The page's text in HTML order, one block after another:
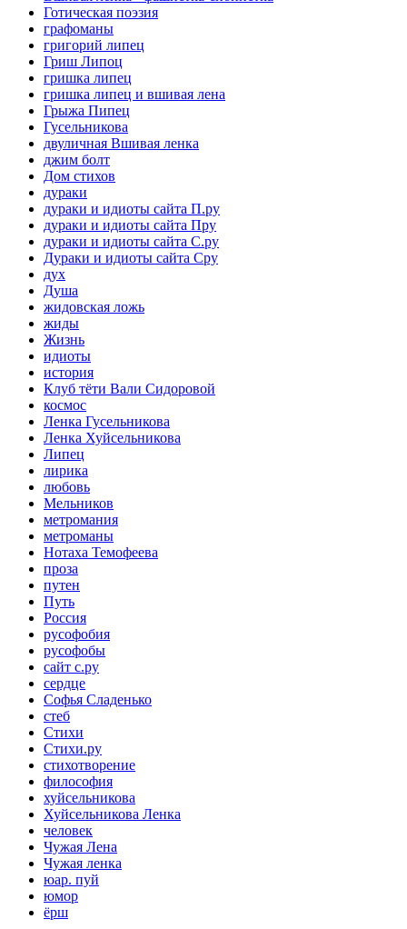
Готическая поэзия
графоманы
григорий липец
Гриш Липоц
гришка липец
гришка липец и вшивая лена
Грыжа Пипец
Гусельникова
двуличная Вшивая ленка
джим болт
Дом стихов
дураки
дураки и идиоты сайта П.ру
дураки и идиоты сайта Пру
дураки и идиоты сайта С.ру
Дураки и идиоты сайта Сру
дух
Душа
жидовская ложь
жиды
Жизнь
идиоты
история
Клуб тёти Вали Сидоровой
космос
Ленка Гусельникова
Ленка Хуйсельникова
Липец
лирика
любовь
Мельников
метромания
метроманы
Нотаха Темофеева
проза
путен
Путь
Россия
русофобия
русофобы
сайт с.ру
сердце
Софья Сладенько
стеб
Стихи
Стихи.ру
стихотворение
философия
хуйсельникова
Хуйсельникова Ленка
человек
Чужая Лена
Чужая ленка
юар. пуй
юмор
ёрш